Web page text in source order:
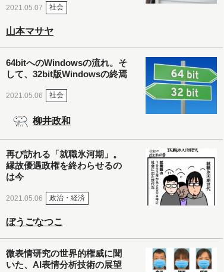
2021.05.07 社会
山本マサヤ
64bitへのWindowsの流れ。そ
して、32bit版Windowsの終焉
2021.05.06 社会
柳井政和
再び訪れる「就職氷河期」。
縁故優遇政権を終わらせるの
は今
2021.05.06 政治・経済
ぼうごなつこ
微表情研究の世界的権威に聞
いた、AI表情分析技術の展望